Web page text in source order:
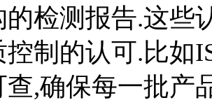
的检测报告.这些
制的认可.比如
,确保每一批产